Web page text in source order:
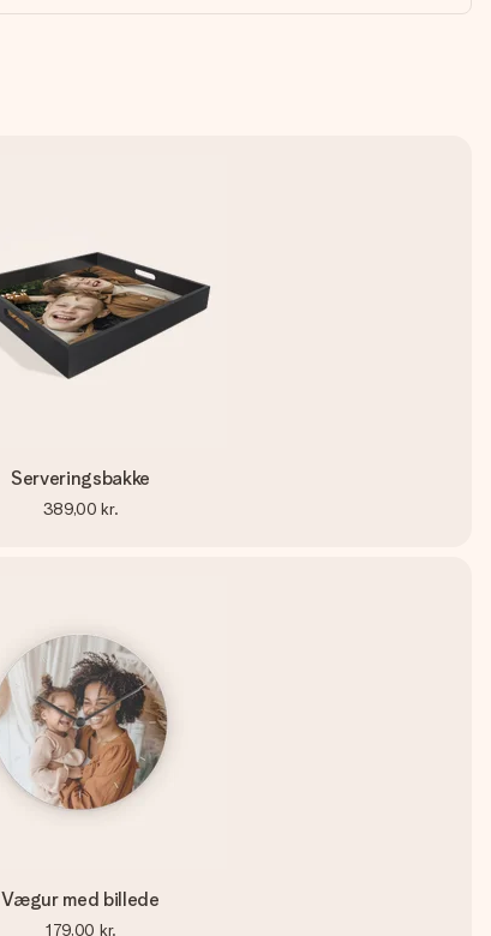
Serveringsbakke
389,00 kr.
Vægur med billede
179,00 kr.